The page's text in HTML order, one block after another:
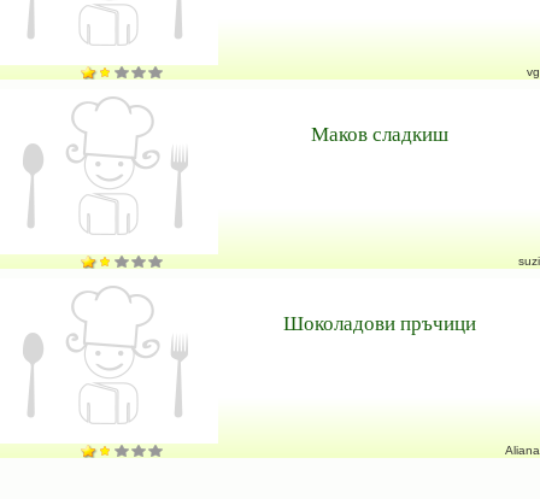
vg
Маков сладкиш
suzi
Шоколадови пръчици
Aliana